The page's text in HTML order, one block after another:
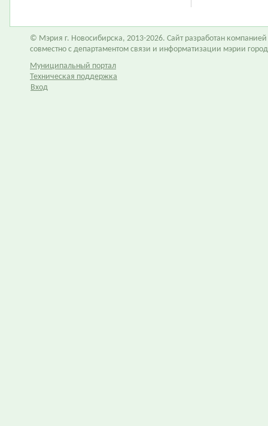
© Мэрия г. Новосибирска, 2013-2026. Сайт разработан компанией
совместно с департаментом связи и информатизации мэрии
Муниципальный портал
Техническая поддержка
Вход